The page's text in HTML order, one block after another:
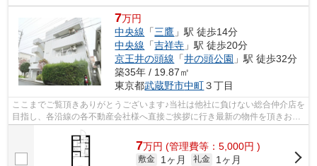
7万円
中央線 「三鷹 」駅 徒歩14分
中央線 「吉祥寺 」駅 徒歩20分
京王井の頭線 「井の頭公園 」駅 徒歩32分
築35年 / 19.87㎡
東京都武蔵野市中町３丁目
ここまでご覧頂きありがとうございます♪当社は他社に負けない総合仲介店を
目指し、各沿線の各不動産会社様へ直接ご挨拶に行き最新の物件を頂きお客
様へ提供しております！最新の情報は...
7万円 (管理費等：5,000円 )
敷金 1ヶ月 礼金
1ヶ月